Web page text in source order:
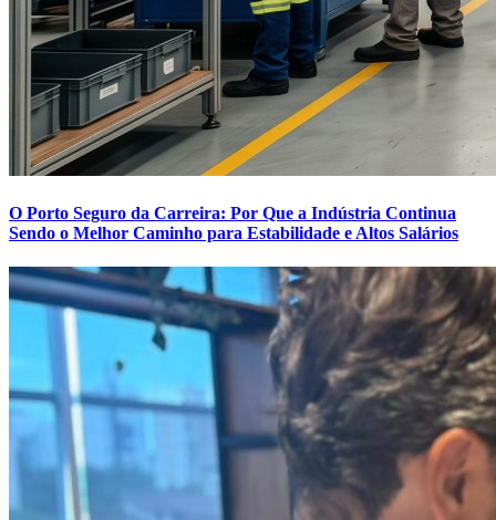
O Porto Seguro da Carreira: Por Que a Indústria Continua
Sendo o Melhor Caminho para Estabilidade e Altos Salários